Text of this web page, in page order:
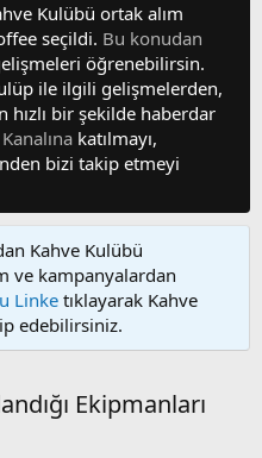
Kulübü ortak alım
seçildi. Bu konudan
öğrenebilirsin.
ile ilgili gelişmelerden,
bir şekilde haberdar
katılmayı,
bizi takip etmeyi
Kahve Kulübü
ve kampanyalardan
Linketıklayarak Kahve
edebilirsiniz.
Ekipmanları